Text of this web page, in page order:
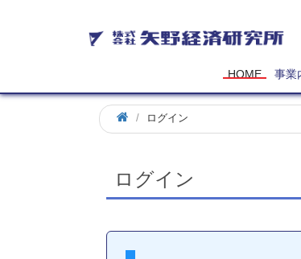
矢
野
研
究
所
HOME 事業
ログイン
ログイン